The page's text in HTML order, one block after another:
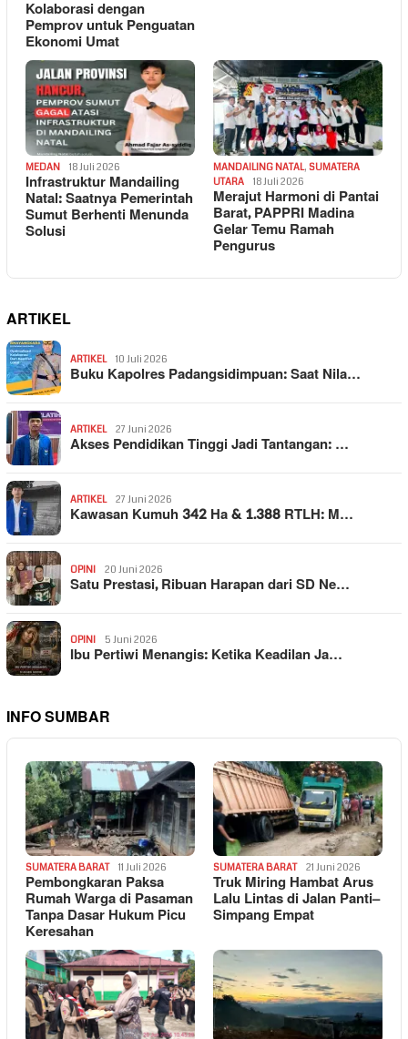
Kolaborasi dengan
Pemprov untuk Penguatan
Ekonomi Umat
MEDAN 18 Juli 2026
Infrastruktur Mandailing
Natal: Saatnya Pemerintah
Sumut Berhenti Menunda
Solusi
MANDAILING NATAL, SUMATERA
UTARA
18 Juli 2026
Merajut Harmoni di Pantai
Barat, PAPPRI Madina
Gelar Temu Ramah
Pengurus
ARTIKEL
ARTIKEL 10 Juli 2026
Buku Kapolres Padangsidimpuan: Saat Nila…
ARTIKEL 27 Juni 2026
Akses Pendidikan Tinggi Jadi Tantangan: …
ARTIKEL 27 Juni 2026
Kawasan Kumuh 342 Ha & 1.388 RTLH: M…
OPINI 20 Juni 2026
Satu Prestasi, Ribuan Harapan dari SD Ne…
OPINI 5 Juni 2026
Ibu Pertiwi Menangis: Ketika Keadilan Ja…
INFO SUMBAR
SUMATERA BARAT 11 Juli 2026
Pembongkaran Paksa
Rumah Warga di Pasaman
Tanpa Dasar Hukum Picu
Keresahan
SUMATERA BARAT 21 Juni 2026
Truk Miring Hambat Arus
Lalu Lintas di Jalan Panti–
Simpang Empat